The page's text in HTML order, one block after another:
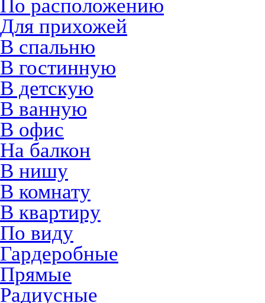
По расположению
Для прихожей
В спальню
В гостинную
В детскую
В ванную
В офис
На балкон
В нишу
В комнату
В квартиру
По виду
Гардеробные
Прямые
Радиусные